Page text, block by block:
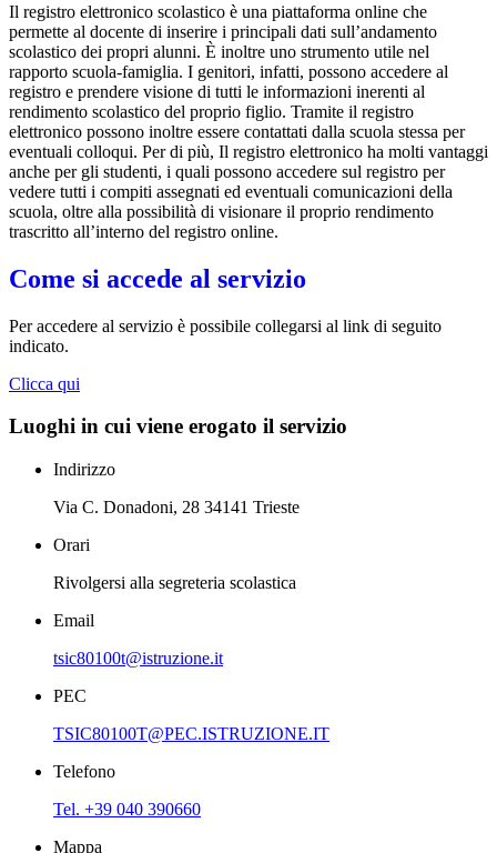
Il registro elettronico scolastico è una piattaforma online che
permette al docente di inserire i principali dati sull’andamento
scolastico dei propri alunni. È inoltre uno strumento utile nel
rapporto scuola-famiglia. I genitori, infatti, possono accedere al
registro e prendere visione di tutti le informazioni inerenti al
rendimento scolastico del proprio figlio. Tramite il registro
elettronico possono inoltre essere contattati dalla scuola stessa per
eventuali colloqui. Per di più, Il registro elettronico ha molti vantaggi
anche per gli studenti, i quali possono accedere sul registro per
vedere tutti i compiti assegnati ed eventuali comunicazioni della
scuola, oltre alla possibilità di visionare il proprio rendimento
trascritto all’interno del registro online.
Come si accede al servizio
Per accedere al servizio è possibile collegarsi al link di seguito
indicato.
Clicca qui
Luoghi in cui viene erogato il servizio
Indirizzo
Via C. Donadoni, 28 34141 Trieste
Orari
Rivolgersi alla segreteria scolastica
Email
tsic80100t@istruzione.it
PEC
TSIC80100T@PEC.ISTRUZIONE.IT
Telefono
Tel. +39 040 390660
Mappa